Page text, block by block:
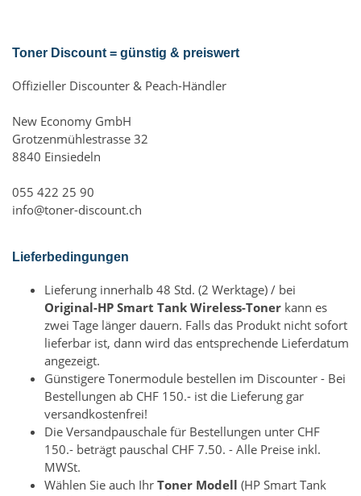
Toner Discount = günstig & preiswert
Offizieller Discounter & Peach-Händler
New Economy GmbH
Grotzenmühlestrasse 32
8840 Einsiedeln
055 422 25 90
info@toner-discount.ch
Lieferbedingungen
Lieferung innerhalb 48 Std. (2 Werktage) / bei
Original-HP Smart Tank Wireless-Toner kann es
zwei Tage länger dauern. Falls das Produkt nicht sofort
lieferbar ist, dann wird das entsprechende Lieferdatum
angezeigt.
Günstigere Tonermodule bestellen im Discounter - Bei
Bestellungen ab CHF 150.- ist die Lieferung gar
versandkostenfrei!
Die Versandpauschale für Bestellungen unter CHF
150.- beträgt pauschal CHF 7.50. - Alle Preise inkl.
MWSt.
Wählen Sie auch Ihr Toner Modell (HP Smart Tank